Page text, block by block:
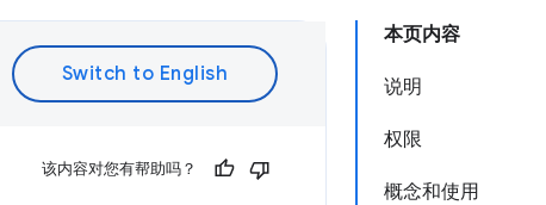
本页内容
说明
权限
概念和使用
该内容对您有帮助吗？